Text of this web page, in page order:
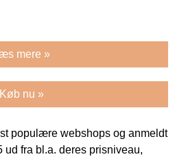
mere »
Køb nu »
populære webshops og anmeldt
ud fra bl.a. deres prisniveau,